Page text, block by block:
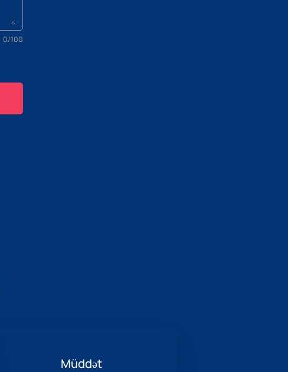
0/100
Müddət